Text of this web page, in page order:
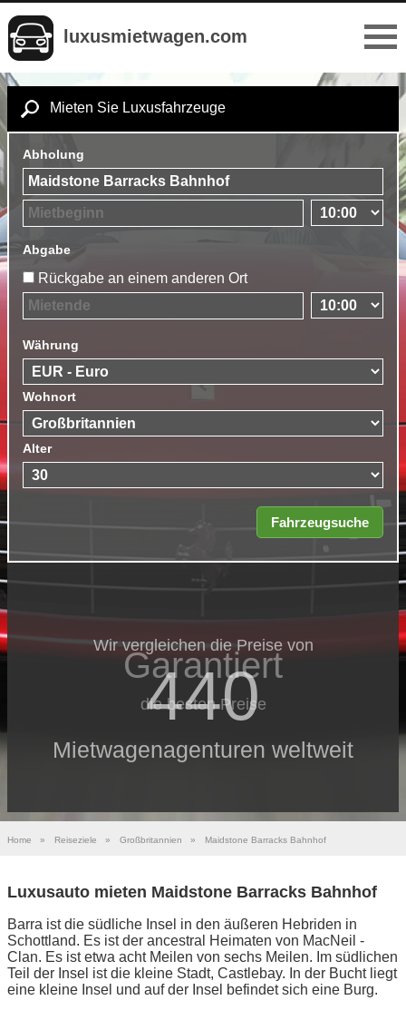
luxusmietwagen.com
Mieten Sie Luxusfahrzeuge
Abholung
Abgabe
Rückgabe an einem anderen Ort
Währung
Wohnort
Alter
Wir vergleichen die Preise von
440
Mietwagenagenturen weltweit
Garantiert
die besten Preise
Home » Reiseziele » Großbritannien » Maidstone Barracks Bahnhof
Luxusauto mieten Maidstone Barracks Bahnhof
Barra ist die südliche Insel in den äußeren Hebriden in
Schottland. Es ist der ancestral Heimaten von MacNeil -
Clan. Es ist etwa acht Meilen von sechs Meilen. Im südlichen
Teil der Insel ist die kleine Stadt, Castlebay. In der Bucht liegt
eine kleine Insel und auf der Insel befindet sich eine Burg.